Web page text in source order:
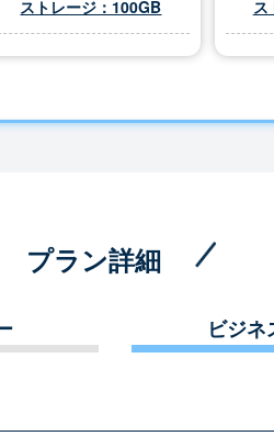
ストレージ：100GB ス
プラン詳細
ビジネ